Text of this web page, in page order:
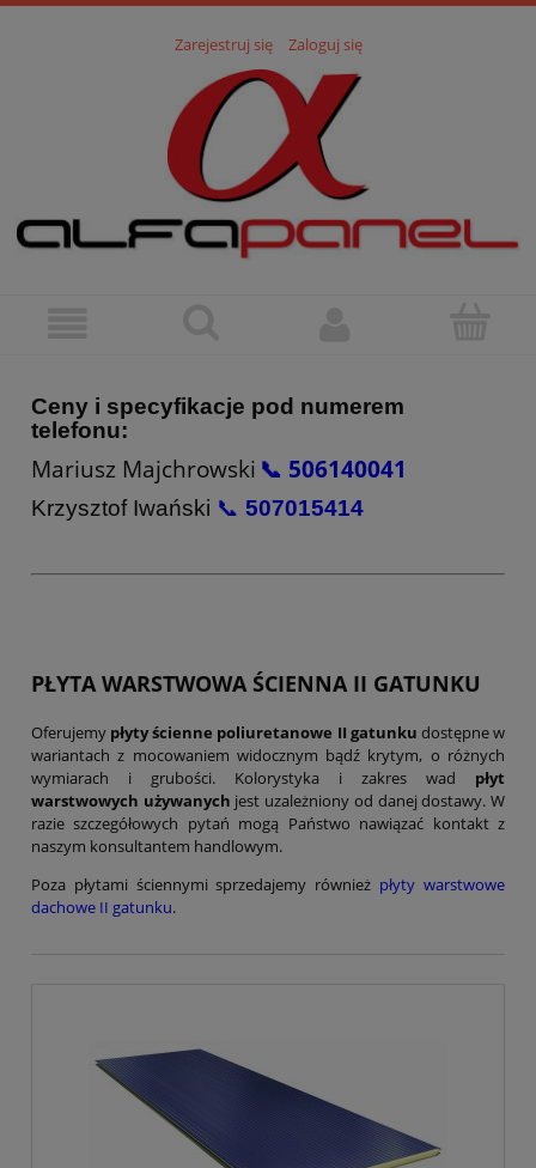
Zarejestruj się Zaloguj się
Ceny i specyfikacje pod numerem
telefonu:
Mariusz Majchrowski 📞 506140041
Krzysztof Iwański 📞 507015414
PŁYTA WARSTWOWA ŚCIENNA II GATUNKU
Oferujemy płyty ścienne poliuretanowe II gatunku dostępne w
wariantach z mocowaniem widocznym bądź krytym, o różnych
wymiarach i grubości. Kolorystyka i zakres wad płyt
warstwowych używanych jest uzależniony od danej dostawy. W
razie szczegółowych pytań mogą Państwo nawiązać kontakt z
naszym konsultantem handlowym.
Poza płytami ściennymi sprzedajemy również płyty warstwowe
dachowe II gatunku.